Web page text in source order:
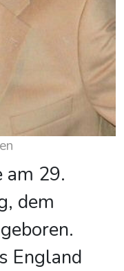
am 29.
dem
England